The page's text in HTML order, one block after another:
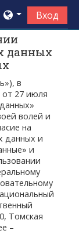
Вход
данных
в
от 27 июля
волей и
на
данных и
и
Томская
–